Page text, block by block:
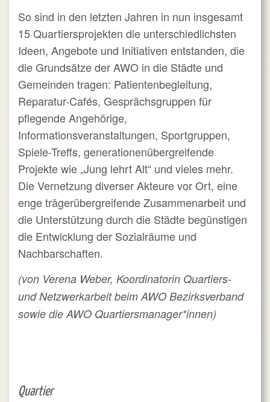
So sind in den letzten Jahren in nun insgesamt
15 Quartiersprojekten die unterschiedlichsten
Ideen, Angebote und Initiativen entstanden, die
die Grundsätze der AWO in die Städte und
Gemeinden tragen: Patientenbegleitung,
Reparatur-Cafés, Gesprächsgruppen für
pflegende Angehörige,
Informationsveranstaltungen, Sportgruppen,
Spiele-Treffs, generationenübergreifende
Projekte wie „Jung lehrt Alt“ und vieles mehr.
Die Vernetzung diverser Akteure vor Ort, eine
enge trägerübergreifende Zusammenarbeit und
die Unterstützung durch die Städte begünstigen
die Entwicklung der Sozialräume und
Nachbarschaften.
(von Verena Weber, Koordinatorin Quartiers-
und Netzwerkarbeit beim AWO Bezirksverband
sowie die AWO Quartiersmanager*innen)
Quartier